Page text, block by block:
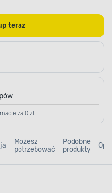
Kup teraz
za 0 zł
Możesz
potrzebować
Podobne
produkty